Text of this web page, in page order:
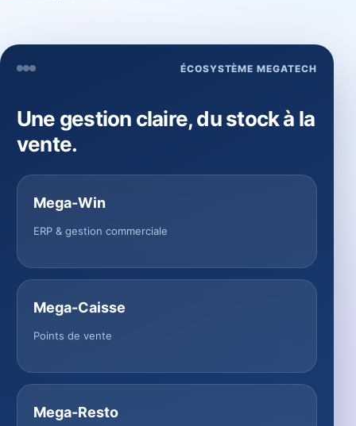
ÉCOSYSTÈME MEGATECH
Une gestion claire, du stock à la
vente.
Mega-Win
ERP & gestion commerciale
Mega-Caisse
Points de vente
Mega-Resto